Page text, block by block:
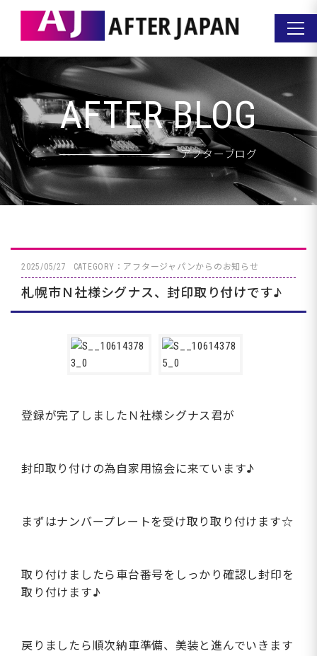
AFTER BLOG
アフターブログ
2025/05/27 CATEGORY：アフタージャパンからのお知らせ
札幌市Ｎ社様シグナス、封印取り付けです♪
登録が完了しましたＮ社様シグナス君が
封印取り付けの為自家用協会に来ています♪
まずはナンバープレートを受け取り取り付けます☆
取り付けましたら車台番号をしっかり確認し封印を
取り付けます♪
戻りましたら順次納車準備、美装と進んでいきます